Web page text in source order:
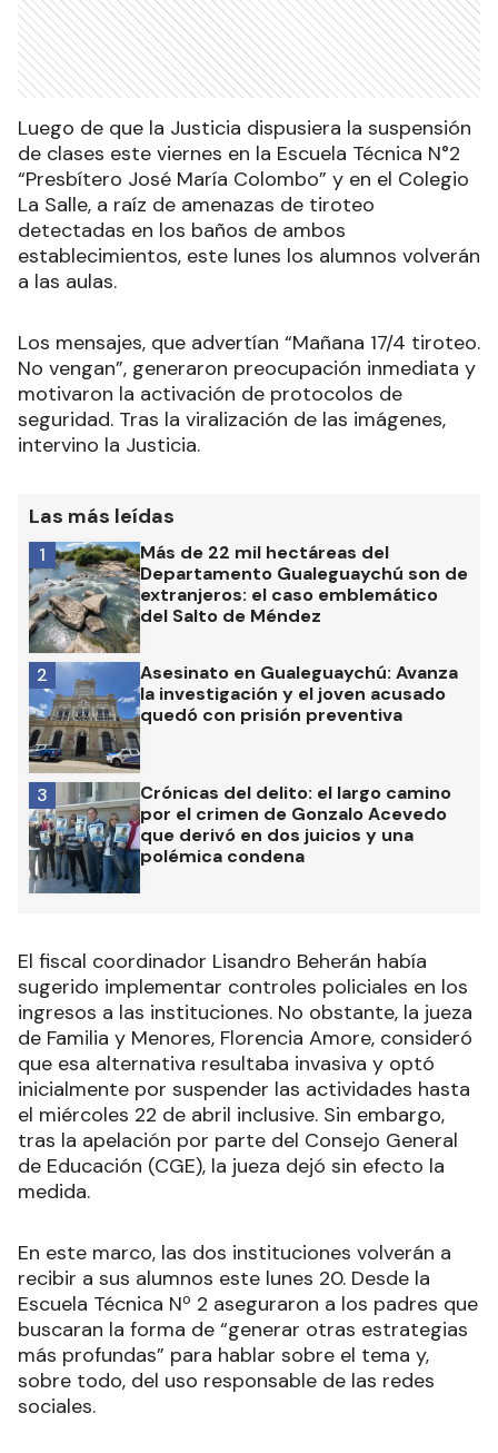
Luego de que la Justicia dispusiera la suspensión
de clases este viernes en la Escuela Técnica N°2
“Presbítero José María Colombo” y en el Colegio
La Salle, a raíz de amenazas de tiroteo
detectadas en los baños de ambos
establecimientos, este lunes los alumnos volverán
a las aulas.
Los mensajes, que advertían “Mañana 17/4 tiroteo.
No vengan”, generaron preocupación inmediata y
motivaron la activación de protocolos de
seguridad. Tras la viralización de las imágenes,
intervino la Justicia.
Las más leídas
Más de 22 mil hectáreas del
Departamento Gualeguaychú son de
extranjeros: el caso emblemático
del Salto de Méndez
1
Asesinato en Gualeguaychú: Avanza
la investigación y el joven acusado
quedó con prisión preventiva
2
Crónicas del delito: el largo camino
por el crimen de Gonzalo Acevedo
que derivó en dos juicios y una
polémica condena
3
El fiscal coordinador Lisandro Beherán había
sugerido implementar controles policiales en los
ingresos a las instituciones. No obstante, la jueza
de Familia y Menores, Florencia Amore, consideró
que esa alternativa resultaba invasiva y optó
inicialmente por suspender las actividades hasta
el miércoles 22 de abril inclusive. Sin embargo,
tras la apelación por parte del Consejo General
de Educación (CGE), la jueza dejó sin efecto la
medida.
En este marco, las dos instituciones volverán a
recibir a sus alumnos este lunes 20. Desde la
Escuela Técnica Nº 2 aseguraron a los padres que
buscaran la forma de “generar otras estrategias
más profundas” para hablar sobre el tema y,
sobre todo, del uso responsable de las redes
sociales.